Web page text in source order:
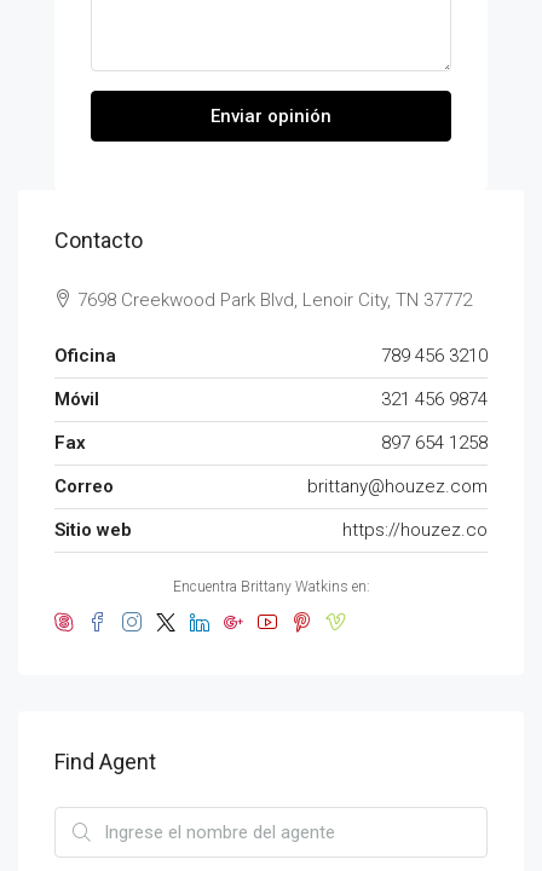
Enviar opinión
Contacto
7698 Creekwood Park Blvd, Lenoir City, TN 37772
Oficina
789 456 3210
Móvil
321 456 9874
Fax
897 654 1258
Correo
brittany@houzez.com
Sitio web
https://houzez.co
Encuentra Brittany Watkins en:
Find Agent